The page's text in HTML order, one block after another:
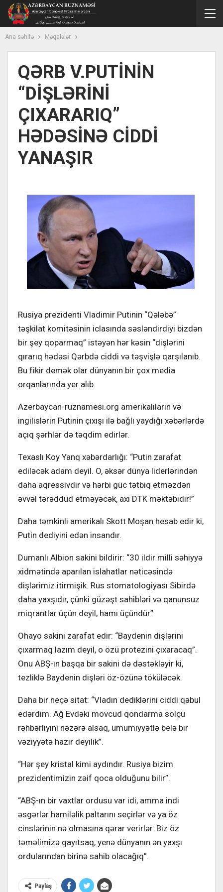
Ana səhifə Məqalələr
QƏRB V.PUTİNİN
“DİŞLƏRİNİ
ÇIXARARIQ”
HƏDƏSİNƏ CİDDİ
YANAŞIR
Rusiya prezidenti Vladimir Putinin “Qələbə”
təşkilat komitəsinin iclasında səsləndirdiyi bizdən
bir şey qoparmaq” istəyən hər kəsin “dişlərini
qırarıq hədəsi Qərbdə ciddi və təşvişlə qarşılanıb.
Bu fikir demək olar dünyanın bir çox media
orqanlarında yer alıb.
Azerbaycan-ruznamesi.org amerikalıların və
ingilislərin Putinin çıxışı ilə bağlı yaydığı xəbərlərdə
açıq şərhlər də təqdim edirlər.
Texaslı Koy Yanq xəbərdarlığı: “Putin zarafat
ediləcək adam deyil. O, əksər dünya liderlərindən
daha aqressivdir və hərbi güc tətbiq etməzdən
əvvəl tərəddüd etməyəcək, axı DTK məktəbidir!”
Daha təmkinli amerikalı Skott Moşan hesab edir ki,
Putin dediyini edən insandır.
Dumanlı Albion sakini bildirir: “30 ildir milli səhiyyə
xidmətində aparılan islahatlar nəticəsində
dişlərimiz itirmişik. Rus stomatologiyası Sibirdə
daha yaxşıdır, çünki güzəşt sahibləri və qanunsuz
miqrantlar üçün deyil, hamı üçündür”.
Ohayo sakini zarafat edir: “Baydenin dişlərini
çıxarmaq lazım deyil, o özü protezini çıxaracaq”.
Onu ABŞ-ın başqa bir sakini də dəstəkləyir ki,
tezliklə Baydenin dişləri öz-özünə töküləcək.
Daha bir neçə sitat: “Vladın dediklərini ciddi qəbul
edərdim. Ağ Evdəki mövcud qondarma solçu
rəhbərliyini nəzərə alsaq, ümumiyyətlə belə bir
vəziyyətə hazır deyilik”.
“Hər şey kristal kimi aydındır. Rusiya bizim
prezidentimizin zəif qoca olduğunu bilir”.
“ABŞ-ın bir vaxtlar ordusu var idi, amma indi
əsgərlər hamiləlik paltarını seçirlər və ya öz
cinslərinin nə olmasına qərar verirlər. Biz öz
təməlimizə qayıtsaq, yenə dünyanın ən yaxşı
ordularından birinə sahib olacağıq”.
Paylaş